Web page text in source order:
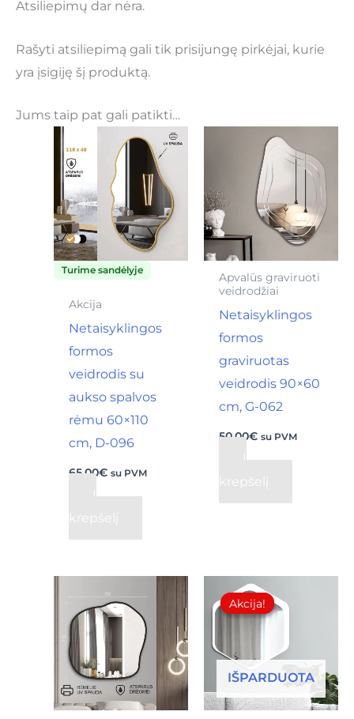
Atsiliepimų dar nėra.
Rašyti atsiliepimą gali tik prisijungę pirkėjai, kurie
yra įsigiję šį produktą.
Jums taip pat gali patikti…
Turime sandėlyje
Akcija
Netaisyklingos
formos
veidrodis su
aukso spalvos
rėmu 60×110
cm, D-096
65,00€ su PVM
Į
krepšelį
Apvalūs graviruoti
veidrodžiai
Netaisyklingos
formos
graviruotas
veidrodis 90×60
cm, G-062
50,00€ su PVM
Į
krepšelį
Akcija!
IŠPARDUOTA
Akcija!price
was:
36,00€.